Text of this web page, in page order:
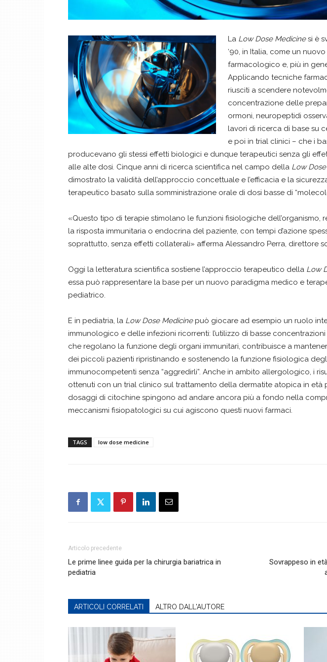
La Low Dose Medicinesi è
‘90, in Italia, come un
farmacologico e, più in
Applicando tecniche
riusciti a scendere
concentrazione delle
ormoni, neuropeptidi
lavori di ricerca di base su
e poi in trial clinici – che i
producevano gli stessi effetti biologici e dunque terapeutici senza gli
alle alte dosi. Cinque anni di ricerca scientifica nel campo della Low
dimostrato la validità dell’approccio concettuale e l’efficacia e la
terapeutico basato sulla somministrazione orale di dosi basse di
«Questo tipo di terapie stimolano le funzioni fisiologiche dell’organismo,
la risposta immunitaria o endocrina del paziente, con tempi d’azione
soprattutto, senza effetti collaterali» afferma Alessandro Perra, direttore
Oggi la letteratura scientifica sostiene l’approccio terapeutico della Low
essa può rappresentare la base per un nuovo paradigma medico e
pediatrico.
E in pediatria, la Low Dose Medicinepuò giocare ad esempio un ruolo
immunologico e delle infezioni ricorrenti: l’utilizzo di basse
che regolano la funzione degli organi immunitari, contribuisce a
dei piccoli pazienti ripristinando e sostenendo la funzione fisiologica
immunocompetenti senza “aggredirli”. Anche in ambito allergologico, i
ottenuti con un trial clinico sul trattamento della dermatite atopica in età
dosaggi di citochine spingono ad andare ancora più a fondo nella
meccanismi fisiopatologici su cui agiscono questi nuovi farmaci.
TAGS low dose medicine
Articolo precedente
Le prime linee guida per la chirurgia bariatrica in
pediatria
Sovrappeso in
ARTICOLI CORRELATI ALTRO DALL'AUTORE